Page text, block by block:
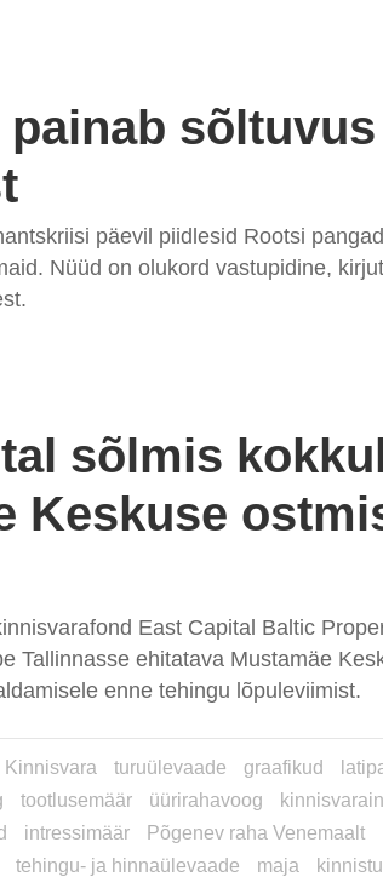
päevil piidlesid Rootsi
Nüüd on olukord vastupidine,
sõlmis
Keskuse
East Capital Baltic
Tallinnasse ehitatava Mustamäe
enne tehingu lõpuleviimist.
Kinnisvara turuülevaade graafikud
tootlusemäär üürirahavoog
intressimäär Põgenev raha Venemaalt
tehingu- ja hinnaülevaade maja kinnistu